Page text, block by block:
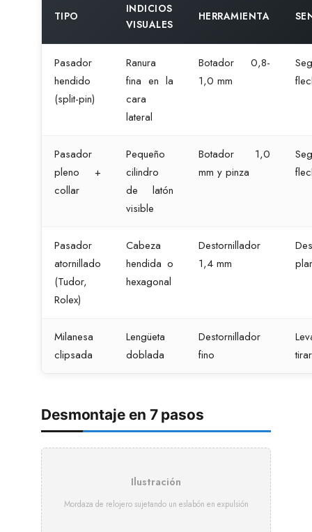
TIPO
INDICIOS
VISUALES
HERRAMIENTA
Pasador
hendido
(split-pin)
Ranura
fina en la
cara
lateral
Botador 0,8-
1,0 mm
Pasador
pleno +
collar
Pequeño
cilindro
de latón
visible
Botador 1,0
mm y pinza
Pasador
atornillado
(Tudor,
Rolex)
Cabeza
hendida o
hexagonal
Destornillador
1,4 mm
Milanesa
clipsada
Lengüeta
doblada
Destornillador
fino
tirar
Desmontaje en 7 pasos
Ilustración
Mordaza de relojero sujetando un eslabón en expulsión